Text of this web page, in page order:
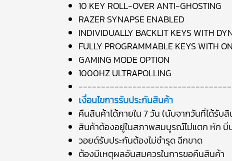
10 KEY ROLL-OVER ANTI-GHOSTING
RAZER SYNAPSE ENABLED
INDIVIDUALLY BACKLIT KEYS WITH
FULLY PROGRAMMABLE KEYS WITH
GAMING MODE OPTION
1000HZ ULTRAPOLLING
เงื่อนไขการรับประกันสินค้า
คืนสินค้าได้ภายใน 7 วัน (นับจากวันที่ได้รับ
สินค้าต้องอยู่ในสภาพสมบูรณ์ไม่แตก หัก บิ่
วอยด์รับประกันต้องไม่ชำรุด ฉีกขาด
ต้องมีเหตุผลอันสมควรในการขอคืนสินค้า